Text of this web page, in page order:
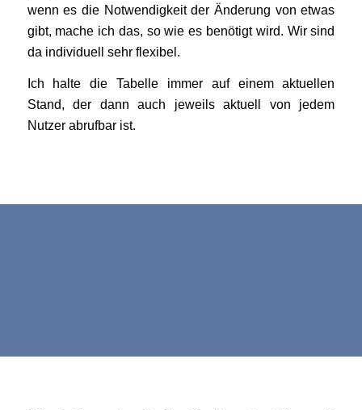
wenn es die Notwendigkeit der Änderung von etwas
gibt, mache ich das, so wie es benötigt wird. Wir sind
da individuell sehr flexibel.
Ich halte die Tabelle immer auf einem aktuellen
Stand, der dann auch jeweils aktuell von jedem
Nutzer abrufbar ist.